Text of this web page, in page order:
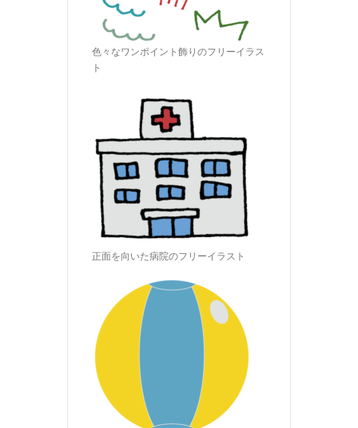
色々なワンポイント飾りのフリーイラス
ト
正面を向いた病院のフリーイラスト